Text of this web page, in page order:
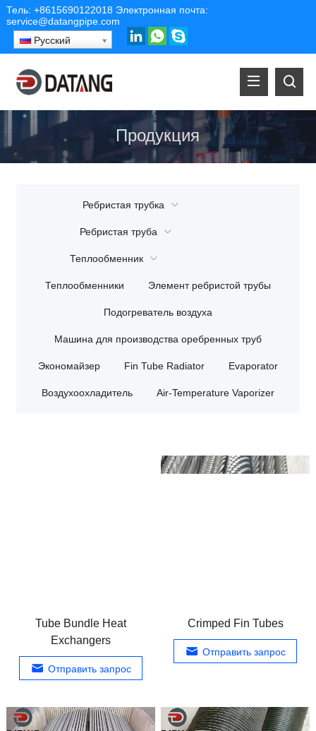
Тель: +8615690122018 Электронная почта:
service@datangpipe.com
Русский
Продукция
Ребристая трубка
Ребристая труба
Теплообменник
Теплообменники Элемент ребристой трубы
Подогреватель воздуха
Машина для производства оребренных труб
Экономайзер Fin Tube Radiator Evaporator
Воздухоохладитель Air-Temperature Vaporizer
Tube Bundle Heat
Exchangers
Отправить запрос
Crimped Fin Tubes
Отправить запрос